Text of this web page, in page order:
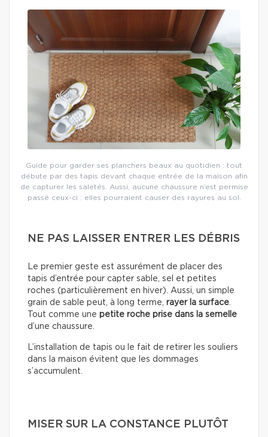
Guide pour garder ses planchers beaux au quotidien : tout
débute par des tapis devant chaque entrée de la maison afin
de capturer les saletés. Aussi, aucune chaussure n’est permise
passé ceux-ci : elles pourraient causer des rayures au sol.
NE PAS LAISSER ENTRER LES DÉBRIS
Le premier geste est assurément de placer des
tapis d’entrée pour capter sable, sel et petites
roches (particulièrement en hiver). Aussi, un simple
grain de sable peut, à long terme, rayer la surface
Tout comme une petite roche prise dans la semelle
d’une chaussure.
L’installation de tapis ou le fait de retirer les souliers
dans la maison évitent que les dommages
s’accumulent.
MISER SUR LA CONSTANCE PLUTÔT